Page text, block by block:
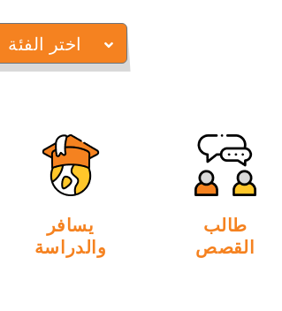
اختر الفئة
طالب
القصص
يسافر
والدراسة